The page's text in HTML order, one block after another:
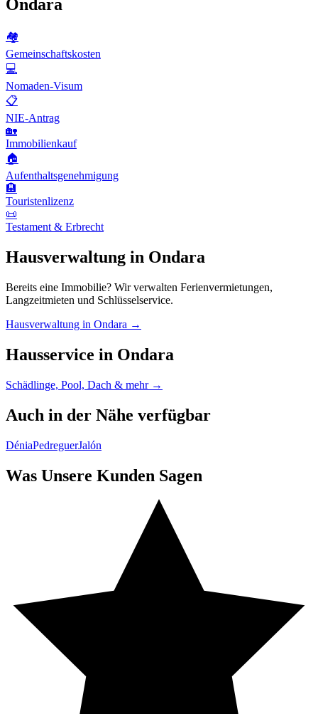
Ondara
🏘️
Gemeinschaftskosten
💻
Nomaden-Visum
📋
NIE-Antrag
🏡
Immobilienkauf
🏠
Aufenthaltsgenehmigung
🏨
Touristenlizenz
📜
Testament & Erbrecht
Hausverwaltung in Ondara
Bereits eine Immobilie? Wir verwalten Ferienvermietungen,
Langzeitmieten und Schlüsselservice.
Hausverwaltung in Ondara →
Hausservice in Ondara
Schädlinge, Pool, Dach & mehr →
Auch in der Nähe verfügbar
DéniaPedreguerJalón
Was Unsere Kunden Sagen